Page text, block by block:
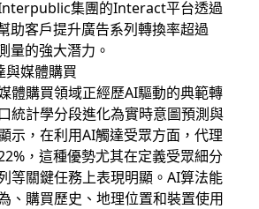
集團的Interact平台透過
助客戶提升廣告系列轉換率超過
量的強大潛力。
與媒體購買
體購買領域正經歷AI驅動的典範轉
統計學分段進化為實時意圖預測與
示，在利用AI觸達受眾方面，代理
，這種優勢尤其在定義受眾細分
等關鍵任務上表現明顯。AI算法能
、購買歷史、地理位置和裝置使用